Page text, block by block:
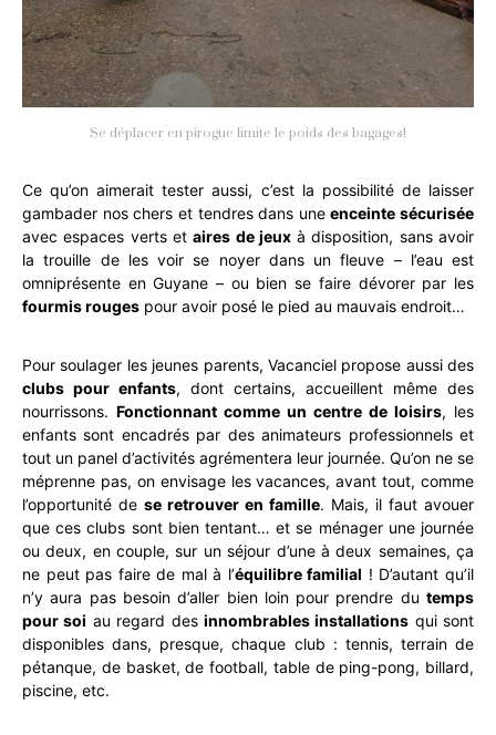
Se déplacer en pirogue limite le poids des bagages!
Ce qu’on aimerait tester aussi, c’est la possibilité de laisser
gambader nos chers et tendres dans uneenceinte sécurisée
avec espaces verts etaires de jeuxà disposition, sans avoir
la trouille de les voir se noyer dans un fleuve – l’eau est
omniprésente en Guyane – ou bien se faire dévorer par les
fourmis rouges pour avoir posé le pied au mauvais endroit…
Pour soulager les jeunes parents, Vacanciel propose aussi des
clubs pour enfants, dont certains, accueillent même des
nourrissons. Fonctionnant comme un centre de loisirs, les
enfants sont encadrés par des animateurs professionnels et
tout un panel d’activités agrémentera leur journée. Qu’on ne se
méprenne pas, on envisage les vacances, avant tout, comme
l’opportunité de se retrouver en famille. Mais, il faut avouer
que ces clubs sont bien tentant… et se ménager une journée
ou deux, en couple, sur un séjour d’une à deux semaines, ça
ne peut pas faire de mal à l’équilibre familial ! D’autant qu’il
n’y aura pas besoin d’aller bien loin pour prendre du temps
pour soi au regard des innombrables installations qui sont
disponibles dans, presque, chaque club : tennis, terrain de
pétanque, de basket, de football, table de ping-pong, billard,
piscine, etc.